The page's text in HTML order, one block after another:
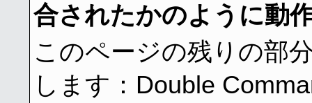
合されたかのように動
このページの残りの部
します：Double